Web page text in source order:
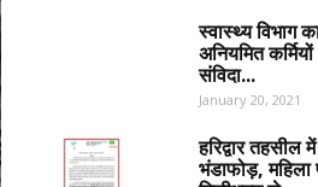
स्वास्थ्य विभाग
अनियमित
संविदा...
January 20, 2021
हरिद्वार तहसील
भंडाफोड़, महिला